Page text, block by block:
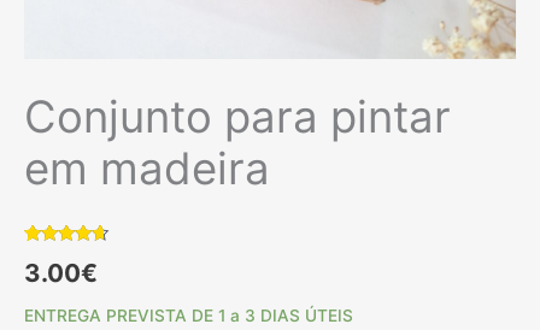
Conjunto para pintar
em madeira
com4.50
em 5 com
classificações
3.00€
ENTREGA PREVISTA DE 1 a 3 DIAS ÚTEIS